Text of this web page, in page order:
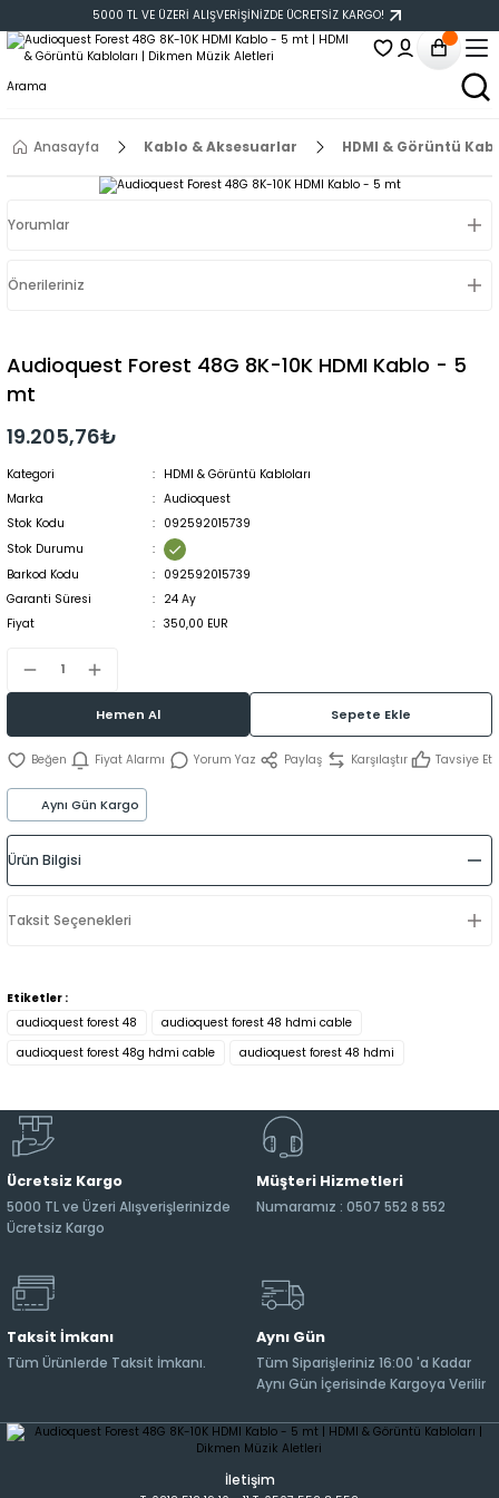
5000 TL VE ÜZERİ ALIŞVERİŞİNİZDE ÜCRETSİZ KARGO!
Anasayfa Kablo & Aksesuarlar HDMI & Görüntü
Yorumlar
Önerileriniz
Audioquest Forest 48G 8K-10K HDMI Kablo - 5
mt
19.205,76₺
Kategori
HDMI & Görüntü Kabloları
Marka
Audioquest
Stok Kodu
092592015739
Stok Durumu
Barkod Kodu
092592015739
Garanti Süresi
24 Ay
Fiyat
350,00 EUR
Hemen Al Sepete Ekle
Fiyat Alarmı Yorum Yaz Paylaş Karşılaştır Tavsiye Et
Aynı Gün Kargo
Ürün Bilgisi
Taksit Seçenekleri
Etiketler :
audioquest forest 48
audioquest forest 48 hdmi cable
audioquest forest 48g hdmi cable
audioquest forest 48 hdmi
Ücretsiz Kargo
5000 TL ve Üzeri Alışverişlerinizde
Ücretsiz Kargo
Müşteri Hizmetleri
Numaramız : 0507 552 8 552
Taksit İmkanı
Tüm Ürünlerde Taksit İmkanı.
Aynı Gün
Tüm Siparişleriniz 16:00 'a Kadar
Aynı Gün İçerisinde Kargoya Verilir
İletişim